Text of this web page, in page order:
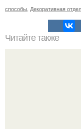
способы Декоративная
Читайте также